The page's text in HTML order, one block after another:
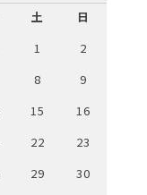
土
日
1
2
8
9
15
16
22
23
29
30